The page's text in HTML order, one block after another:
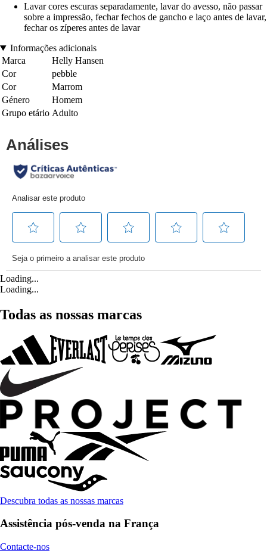
Lavar cores escuras separadamente, lavar do avesso, não passar
sobre a impressão, fechar fechos de gancho e laço antes de lavar,
fechar os zíperes antes de lavar
Informações adicionais
Marca
Helly Hansen
Cor
pebble
Cor
Marrom
Género
Homem
Grupo etário Adulto
Loading...
Loading...
Todas as nossas marcas
Descubra todas as nossas marcas
Assistência pós-venda na França
Contacte-nos